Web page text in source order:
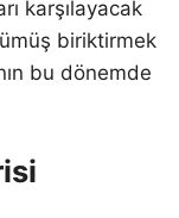
karşılayacak
biriktirmek
bu dönemde